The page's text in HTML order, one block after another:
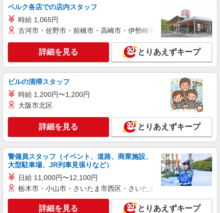
ベルク各店での店内スタッフ
時給 1,065円
古河市・佐野市・前橋市・高崎市・伊勢崎市・太田市・館林市
詳細を見る とりあえずキープ
ビルの清掃スタッフ
時給 1,200円〜1,200円
大阪市北区
詳細を見る とりあえずキープ
警備員スタッフ（イベント、道路、商業施設、
大型駐車場、JR列車見張りなど）
日給 11,000円〜12,100円
栃木市・小山市・さいたま市西区・さいたま市岩槻区・久喜市・
詳細を見る とりあえずキープ